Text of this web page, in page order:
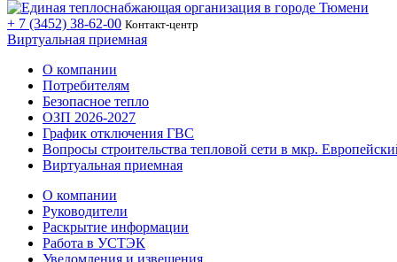
+ 7 (3452) 38-62-00 Контакт-центр
Виртуальная приемная
О компании
Потребителям
Безопасное тепло
ОЗП 2026-2027
График отключения ГВС
Вопросы строительства тепловой сети в мкр.
Виртуальная приемная
О компании
Руководители
Раскрытие информации
Работа в УСТЭК
Уведомления и извещения